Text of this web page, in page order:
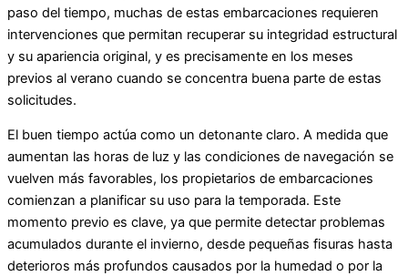
paso del tiempo, muchas de estas embarcaciones requieren
intervenciones que permitan recuperar su integridad estructural
y su apariencia original, y es precisamente en los meses
previos al verano cuando se concentra buena parte de estas
solicitudes.
El buen tiempo actúa como un detonante claro. A medida que
aumentan las horas de luz y las condiciones de navegación se
vuelven más favorables, los propietarios de embarcaciones
comienzan a planificar su uso para la temporada. Este
momento previo es clave, ya que permite detectar problemas
acumulados durante el invierno, desde pequeñas fisuras hasta
deterioros más profundos causados por la humedad o por la